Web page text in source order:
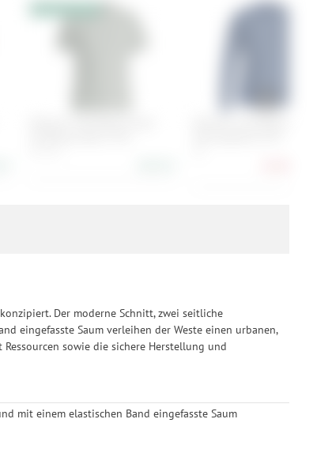
Der moderne Schnitt, zwei seitliche
eingefasste Saum verleihen der Weste einen urbanen,
sowie die sichere Herstellung und
mit einem elastischen Band eingefasste Saum